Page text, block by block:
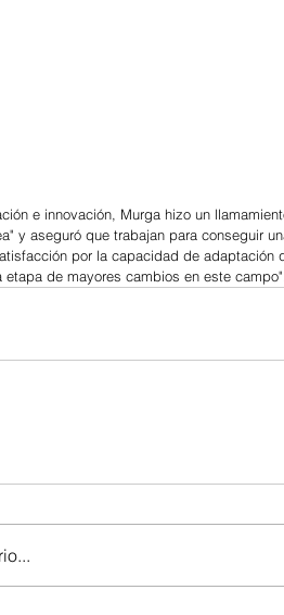
e innovación, Murga hizo un
y aseguró que trabajan para conseguir
por la capacidad de adaptación
de mayores cambios en este campo".